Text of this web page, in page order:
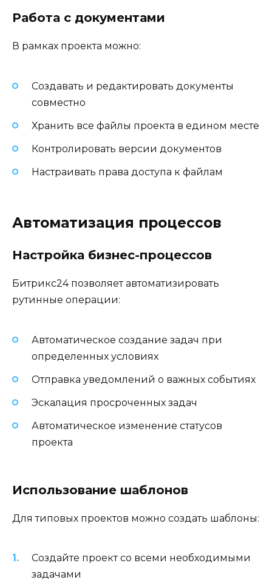
Работа с документами
В рамках проекта можно:
Создавать и редактировать документы
совместно
Хранить все файлы проекта в едином месте
Контролировать версии документов
Настраивать права доступа к файлам
Автоматизация процессов
Настройка бизнес-процессов
Битрикс24 позволяет автоматизировать
рутинные операции:
Автоматическое создание задач при
определенных условиях
Отправка уведомлений о важных событиях
Эскалация просроченных задач
Автоматическое изменение статусов
проекта
Использование шаблонов
Для типовых проектов можно создать шаблоны:
Создайте проект со всеми необходимыми
задачами